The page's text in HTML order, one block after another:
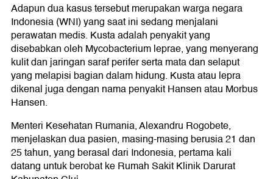
Adapun dua kasus tersebut merupakan warga negara
Indonesia (WNI) yang saat ini sedang menjalani
perawatan medis. Kusta adalah penyakit yang
disebabkan oleh Mycobacterium leprae, yang menyerang
kulit dan jaringan saraf perifer serta mata dan selaput
yang melapisi bagian dalam hidung. Kusta atau lepra
dikenal juga dengan nama penyakit Hansen atau Morbus
Hansen.
Menteri Kesehatan Rumania, Alexandru Rogobete,
menjelaskan dua pasien, masing-masing berusia 21 dan
25 tahun, yang berasal dari Indonesia, pertama kali
datang untuk berobat ke Rumah Sakit Klinik Darurat